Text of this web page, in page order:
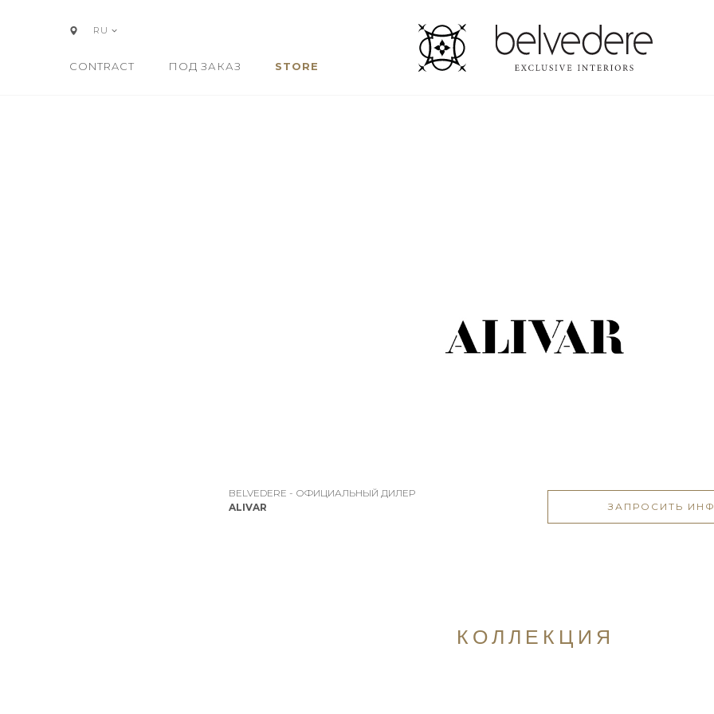
RU
CONTRACT ПОД ЗАКАЗ STORE
BELVEDERE - ОФИЦИАЛЬНЫЙ ДИЛЕР
ALIVAR
ЗАПРОСИТЬ
КОЛЛЕКЦИЯ